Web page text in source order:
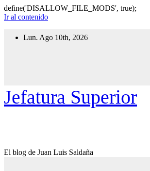
define('DISALLOW_FILE_MODS', true);
Ir al contenido
Lun. Ago 10th, 2026
Jefatura Superior
El blog de Juan Luis Saldaña